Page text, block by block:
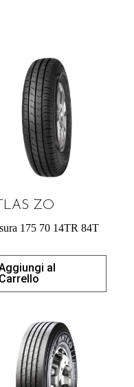
ZO
175 70 14TR 84T
al
Carrello